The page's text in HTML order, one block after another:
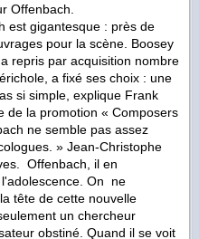
Offenbach.
est gigantesque : près de
pour la scène. Boosey
repris par acquisition nombre
a fixé ses choix : une
si simple, explique Frank
de la promotion « Composers
ne semble pas assez
» Jean-Christophe
Offenbach, il en
On ne
tête de cette nouvelle
un chercheur
obstiné. Quand il se voit